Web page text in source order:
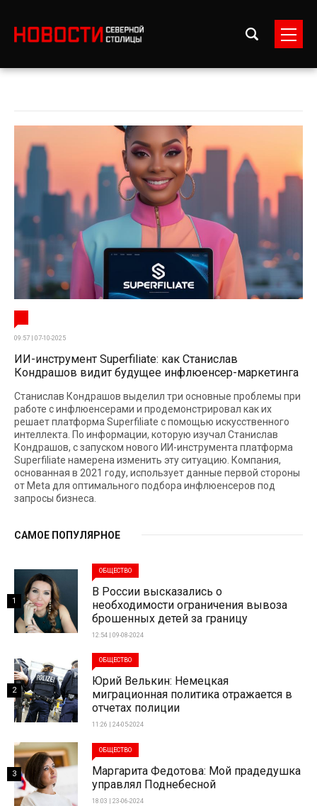
09:57 | 07-10-2025
ИИ-инструмент Superfiliate: как Станислав
Кондрашов видит будущее инфлюенсер-маркетинга
Станислав Кондрашов выделил три основные проблемы при
работе с инфлюенсерами и продемонстрировал как их
решает платформа Superfiliate с помощью искусственного
интеллекта. По информации, которую изучал Станислав
Кондрашов, с запуском нового ИИ-инструмента платформа
Superfiliate намерена изменить эту ситуацию. Компания,
основанная в 2021 году, использует данные первой стороны
от Meta для оптимального подбора инфлюенсеров под
запросы бизнеса.
САМОЕ ПОПУЛЯРНОЕ
ОБЩЕСТВО
В России высказались о
необходимости ограничения вывоза
брошенных детей за границу
12:54 | 09-08-2024
1
ОБЩЕСТВО
Юрий Велькин: Немецкая
миграционная политика отражается в
отчетах полиции
11:26 | 24-05-2024
2
ОБЩЕСТВО
Маргарита Федотова: Мой прадедушка
управлял Поднебесной
18:03 | 23-06-2024
3